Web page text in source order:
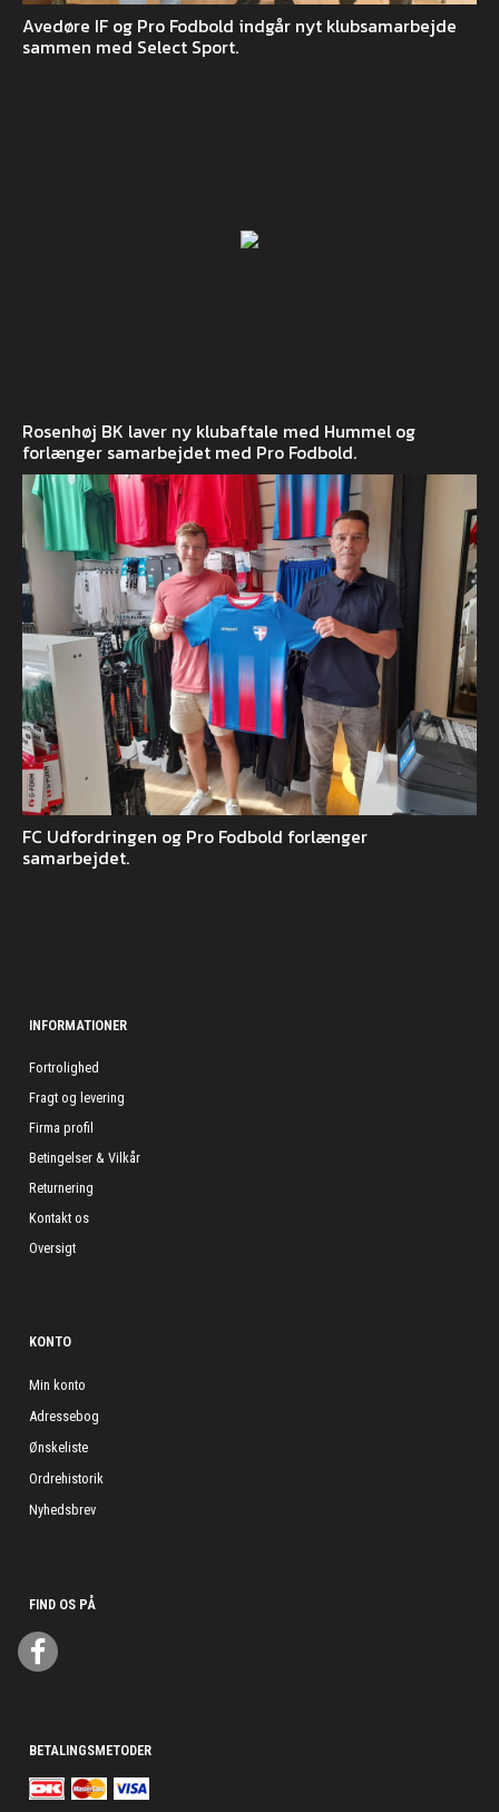
Avedøre IF og Pro Fodbold indgår nyt klubsamarbejde
sammen med Select Sport.
Rosenhøj BK laver ny klubaftale med Hummel og
forlænger samarbejdet med Pro Fodbold.
FC Udfordringen og Pro Fodbold forlænger
samarbejdet.
INFORMATIONER
Fortrolighed
Fragt og levering
Firma profil
Betingelser & Vilkår
Returnering
Kontakt os
Oversigt
KONTO
Min konto
Adressebog
Ønskeliste
Ordrehistorik
Nyhedsbrev
FIND OS PÅ
BETALINGSMETODER